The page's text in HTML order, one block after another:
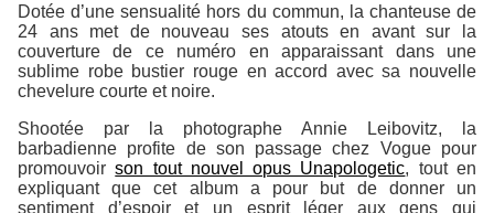
Dotée d’une sensualité hors du commun, la chanteuse de
24 ans met de nouveau ses atouts en avant sur la
couverture de ce numéro en apparaissant dans une
sublime robe bustier rouge en accord avec sa nouvelle
chevelure courte et noire.
Shootée par la photographe Annie Leibovitz, la
barbadienne profite de son passage chez Vogue pour
promouvoirson tout nouvel opus Unapologetic, tout en
expliquant que cet album a pour but de donner un
sentiment d’espoir et un esprit léger aux gens qui